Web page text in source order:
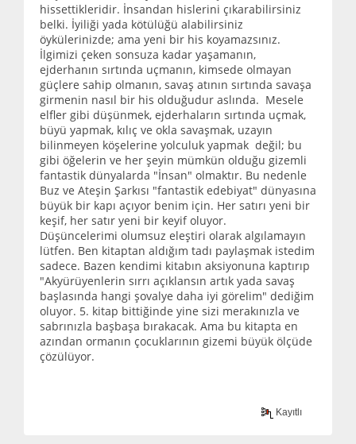
hissettikleridir. İnsandan hislerini çıkarabilirsiniz
belki. İyiliği yada kötülüğü alabilirsiniz
öykülerinizde; ama yeni bir his koyamazsınız.
İlgimizi çeken sonsuza kadar yaşamanın,
ejderhanın sırtında uçmanın, kimsede olmayan
güçlere sahip olmanın, savaş atının sırtında savaşa
girmenin nasıl bir his olduğudur aslında. Mesele
elfler gibi düşünmek, ejderhaların sırtında uçmak,
büyü yapmak, kılıç ve okla savaşmak, uzayın
bilinmeyen köşelerine yolculuk yapmak değil; bu
gibi öğelerin ve her şeyin mümkün olduğu gizemli
fantastik dünyalarda "İnsan" olmaktır. Bu nedenle
Buz ve Ateşin Şarkısı "fantastik edebiyat" dünyasına
büyük bir kapı açıyor benim için. Her satırı yeni bir
keşif, her satır yeni bir keyif oluyor.
Düşüncelerimi olumsuz eleştiri olarak algılamayın
lütfen. Ben kitaptan aldığım tadı paylaşmak istedim
sadece. Bazen kendimi kitabın aksiyonuna kaptırıp
"Akyürüyenlerin sırrı açıklansın artık yada savaş
başlasında hangi şovalye daha iyi görelim" dediğim
oluyor. 5. kitap bittiğinde yine sizi merakınızla ve
sabrınızla başbaşa bırakacak. Ama bu kitapta en
azından ormanın çocuklarının gizemi büyük ölçüde
çözülüyor.
Kayıtlı